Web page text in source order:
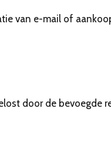
van e-mail of
door de bevoegde